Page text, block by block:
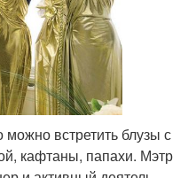
встретить блузы с
кафтаны, папахи. Мэтр